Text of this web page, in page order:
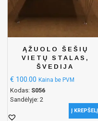
ĄŽUOLO ŠEŠIŲ
VIETŲ STALAS,
ŠVEDIJA
€ 100.00 Kaina be PVM
Kodas: S056
Sandėlyje: 2
Į KREPŠELĮ